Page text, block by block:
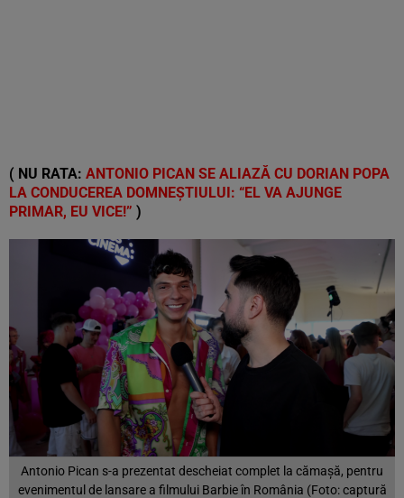
( NU RATA: ANTONIO PICAN SE ALIAZĂ CU DORIAN POPA
LA CONDUCEREA DOMNEȘTIULUI: “EL VA AJUNGE
PRIMAR, EU VICE!” )
Antonio Pican s-a prezentat descheiat complet la cămașă, pentru
evenimentul de lansare a filmului Barbie în România (Foto: captură